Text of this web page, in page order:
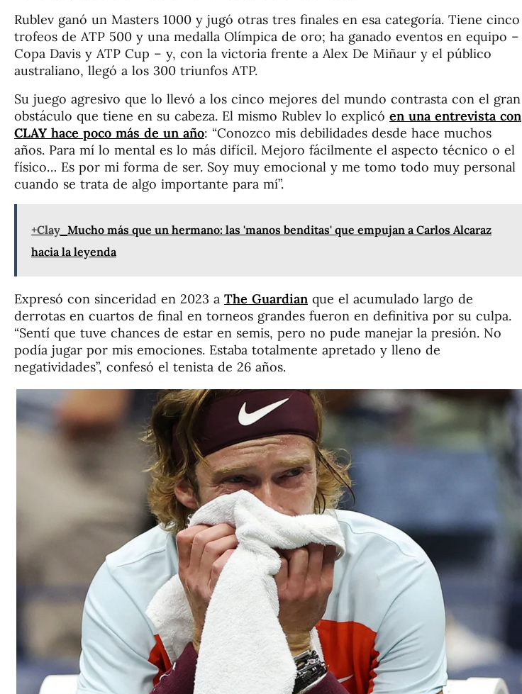
Rublev ganó un Masters 1000 y jugó otras tres finales en esa categoría. Tiene cinco
trofeos de ATP 500 y una medalla Olímpica de oro; ha ganado eventos en equipo –
Copa Davis y ATP Cup – y, con la victoria frente a Alex De Miñaur y el público
australiano, llegó a los 300 triunfos ATP.
Su juego agresivo que lo llevó a los cinco mejores del mundo contrasta con el gran
obstáculo que tiene en su cabeza. El mismo Rublev lo explicó en una entrevista con
CLAY hace poco más de un año: “Conozco mis debilidades desde hace muchos
años. Para mí lo mental es lo más difícil. Mejoro fácilmente el aspecto técnico o el
físico… Es por mi forma de ser. Soy muy emocional y me tomo todo muy personal
cuando se trata de algo importante para mí”.
+Clay Mucho más que un hermano: las 'manos benditas' que empujan a Carlos Alcaraz
hacia la leyenda
Expresó con sinceridad en 2023 a The Guardian que el acumulado largo de
derrotas en cuartos de final en torneos grandes fueron en definitiva por su culpa.
“Sentí que tuve chances de estar en semis, pero no pude manejar la presión. No
podía jugar por mis emociones. Estaba totalmente apretado y lleno de
negatividades”, confesó el tenista de 26 años.